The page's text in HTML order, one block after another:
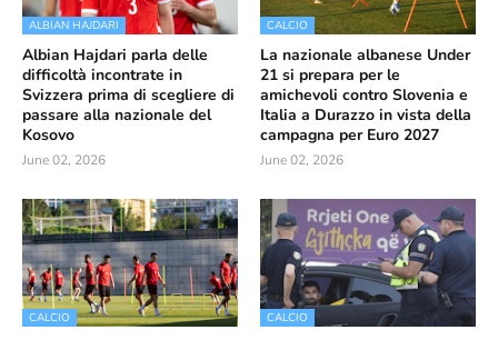
ALBIAN HAJDARI
Albian Hajdari parla delle
difficoltà incontrate in
Svizzera prima di scegliere di
passare alla nazionale del
Kosovo
June 02, 2026
CALCIO
La nazionale albanese Under
21 si prepara per le
amichevoli contro Slovenia e
Italia a Durazzo in vista della
campagna per Euro 2027
June 02, 2026
CALCIO CALCIO